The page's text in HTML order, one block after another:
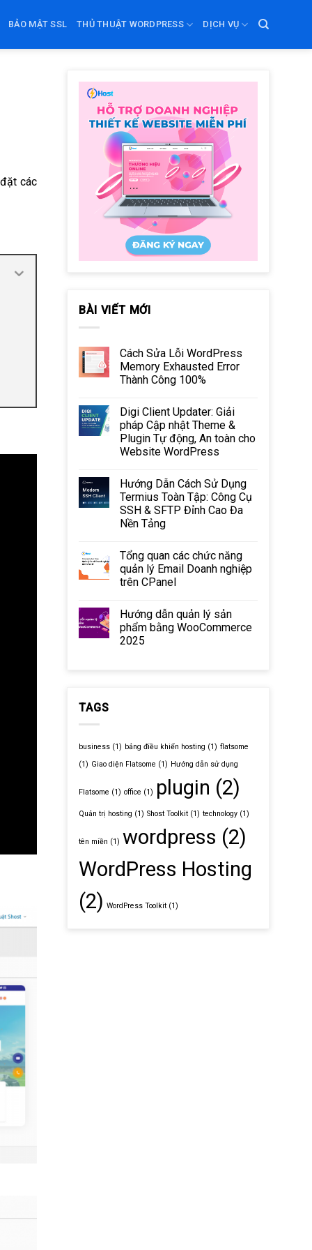
BẢO MẬT SSL THỦ THUẬT WORDPRESS DỊCH VỤ
các
BÀI VIẾT MỚI
Cách Sửa Lỗi WordPress
Memory Exhausted Error
Thành Công 100%
Digi Client Updater: Giải
pháp Cập nhật Theme &
Plugin Tự động, An toàn cho
Website WordPress
Hướng Dẫn Cách Sử Dụng
Termius Toàn Tập: Công Cụ
SSH & SFTP Đỉnh Cao Đa
Nền Tảng
Tổng quan các chức năng
quản lý Email Doanh nghiệp
trên CPanel
Hướng dẫn quản lý sản
phẩm bằng WooCommerce
2025
TAGS
business (1) bảng điều khiển hosting (1) flatsome
(1) Giao diện Flatsome (1) Hướng dẫn sử dụng
Flatsome (1) office (1) plugin (2)
Quản trị hosting (1) Shost Toolkit (1) technology (1)
tên miền (1) wordpress (2)
WordPress Hosting
(2) WordPress Toolkit (1)